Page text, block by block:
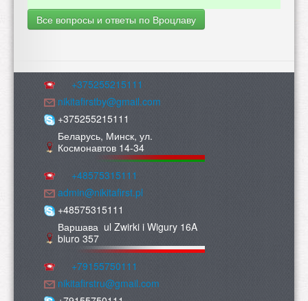
Все вопросы и ответы по Вроцлаву
+375255215111
nikitafirstby@gmail.com
+375255215111
Беларусь, Минск, ул.
Космонавтов 14-34
+48575315111
admin@nikitafirst.pl
+48575315111
Варшава ul Zwirki i Wigury 16A
biuro 357
+79155750111
nikitafirstru@gmail.com